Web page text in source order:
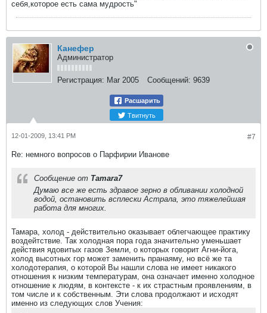
себя,которое есть сама мудрость"
Канефер
Администратор
Регистрация: Mar 2005 Сообщений: 9639
Расшарить
Твитнуть
#7
12-01-2009, 13:41 PM
Re: немного вопросов о Парфирии Иванове
Сообщение от Tamara7
Думаю все же есть здравое зерно в обливании холодной
водой, остановить всплески Астрала, это тяжелейшая
работа для многих.
Тамара, холод - действительно оказывает облегчающее практику
воздейтствие. Так холодная пора года значительно уменьшает
действия ядовитых газов Земли, о которых говорит Агни-йога,
холод высотных гор может заменить пранаяму, но всё же та
холодотерапия, о которой Вы нашли слова не имеет никакого
отношения к низким температурам, она означает именно холодное
отношение к людям, в контексте - к их страстным проявлениям, в
том числе и к собственным. Эти слова продолжают и исходят
именно из следующих слов Учения: